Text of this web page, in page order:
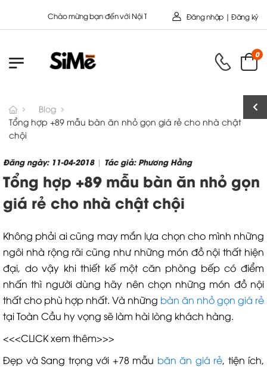
Chào mừng bạn đến với Nội Thất Toàn Cầu - Công ty cổ Phần SIMEHOME
Đăng nhập | Đăng ký
0
Blog
Tổng hợp +89 mẫu bàn ăn nhỏ gọn giá rẻ cho nhà chật
chội
Đăng ngày: 11-04-2018| Tác giả: Phương Hằng
Tổng hợp +89 mẫu bàn ăn nhỏ gọn
giá rẻ cho nhà chật chội
Không phải ai cũng may mắn lựa chọn cho mình những
ngôi nhà rộng rãi cũng như những món đồ nội thất hiện
đại, do vậy khi thiết kế một căn phòng bếp có điểm
nhấn thì người dùng hãy nên chọn những món đồ nội
thất cho phù hợp nhất. Và những bàn ăn nhỏ gọn giá rẻ
tại Toàn Cầu hy vọng sẽ làm hài lòng khách hàng.
<<<CLICK xem thêm>>>
Đẹp và Sang trọng với +78 mẫu băn ăn giá rẻ, tiện ích,